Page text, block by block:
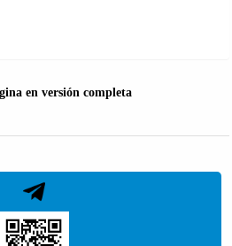
en versión completa